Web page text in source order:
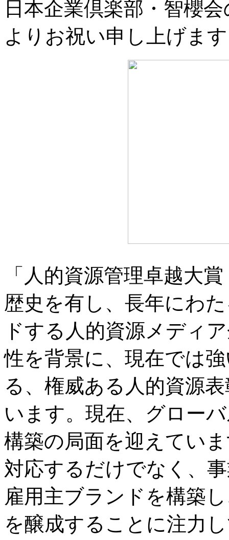
日本企業倶楽部・智櫻
よりお祝い申し上げま
「人的資源管理卓越大
歴史を有し、長年にわ
ドする人的資源メディ
性を背景に、現在では
る、権威ある人的資源
います。現在、グロー
構築の局面を迎えてい
対応するだけでなく、
雇用主ブランドを構築
を醸成することに注力